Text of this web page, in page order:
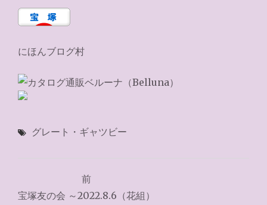
にほんブログ村
グレート・ギャツビー
稿
前
宝塚友の会 ～2022.8.6（花組）